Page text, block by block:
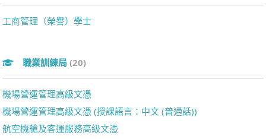
工商管理（榮譽）學士
職業訓練局 (20)
機場營運管理高級文憑
機場營運管理高級文憑 (授課語言：中文 (普通話))
航空機艙及客運服務高級文憑